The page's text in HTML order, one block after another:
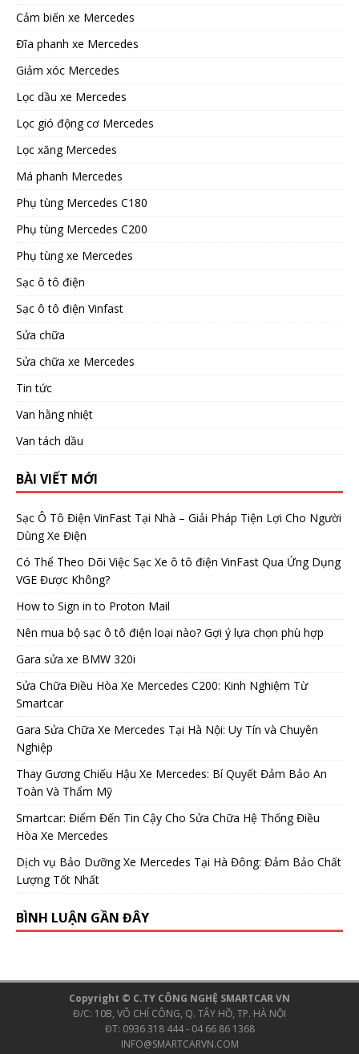
Cảm biến xe Mercedes
Đĩa phanh xe Mercedes
Giảm xóc Mercedes
Lọc dầu xe Mercedes
Lọc gió động cơ Mercedes
Lọc xăng Mercedes
Má phanh Mercedes
Phụ tùng Mercedes C180
Phụ tùng Mercedes C200
Phụ tùng xe Mercedes
Sạc ô tô điện
Sạc ô tô điện Vinfast
Sửa chữa
Sửa chữa xe Mercedes
Tin tức
Van hằng nhiệt
Van tách dầu
BÀI VIẾT MỚI
Sạc Ô Tô Điện VinFast Tại Nhà – Giải Pháp Tiện Lợi Cho Người
Dùng Xe Điện
Có Thể Theo Dõi Việc Sạc Xe ô tô điện VinFast Qua Ứng Dụng
VGE Được Không?
How to Sign in to Proton Mail
Nên mua bộ sạc ô tô điện loại nào? Gợi ý lựa chọn phù hợp
Gara sửa xe BMW 320i
Sửa Chữa Điều Hòa Xe Mercedes C200: Kinh Nghiệm Từ
Smartcar
Gara Sửa Chữa Xe Mercedes Tại Hà Nội: Uy Tín và Chuyên
Nghiệp
Thay Gương Chiếu Hậu Xe Mercedes: Bí Quyết Đảm Bảo An
Toàn Và Thẩm Mỹ
Smartcar: Điểm Đến Tin Cậy Cho Sửa Chữa Hệ Thống Điều
Hòa Xe Mercedes
Dịch vụ Bảo Dưỡng Xe Mercedes Tại Hà Đông: Đảm Bảo Chất
Lượng Tốt Nhất
BÌNH LUẬN GẦN ĐÂY
Copyright © C.TY CÔNG NGHỆ SMARTCAR VN
Đ/C: 10B, VÕ CHÍ CÔNG, Q. TÂY HỒ, TP. HÀ NỘI
ĐT: 0936 318 444 - 04 66 86 1368
INFO@SMARTCARVN.COM